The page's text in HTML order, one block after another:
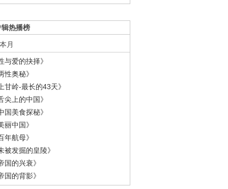
热播榜
本月
与爱的抉择》
性奥秘》
甘岭-最长的43天》
尖上的中国》
国美食探秘》
丽中国》
年航母》
被发掘的皇陵》
国的兴衰》
国的背影》